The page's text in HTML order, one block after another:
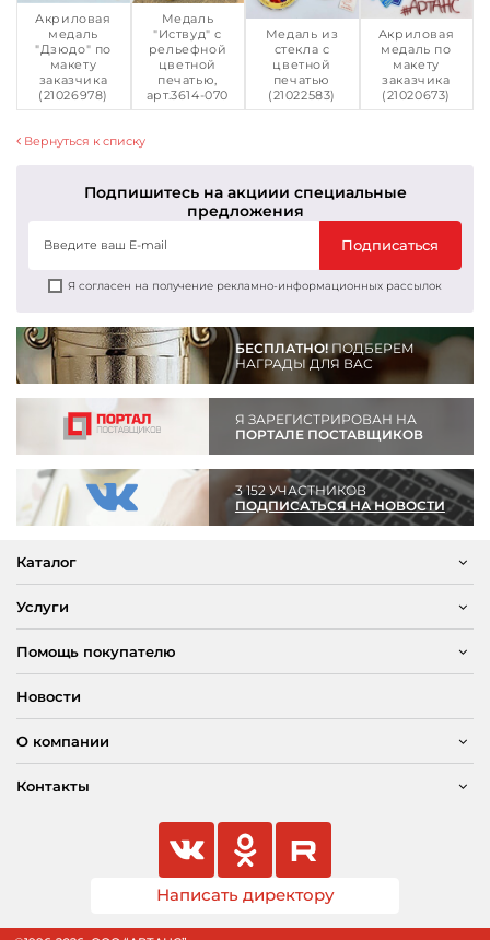
Акриловая
медаль
"Дзюдо" по
макету
заказчика
(21026978)
Медаль
"Иствуд" с
рельефной
цветной
печатью,
арт.3614-070
Медаль из
стекла с
цветной
печатью
(21022583)
Акриловая
медаль по
макету
заказчика
(21020673)
Вернуться к списку
Подпишитесь на акциии специальные
предложения
Подписаться
Я согласен на получение рекламно-информационных рассылок
БЕСПЛАТНО!ПОДБЕРЕМ
НАГРАДЫ ДЛЯ ВАС
Я ЗАРЕГИСТРИРОВАН НА
ПОРТАЛЕ ПОСТАВЩИКОВ
3 152 УЧАСТНИКОВ
ПОДПИСАТЬСЯ НА НОВОСТИ
Каталог
Услуги
Помощь покупателю
Новости
О компании
Контакты
Написать директору